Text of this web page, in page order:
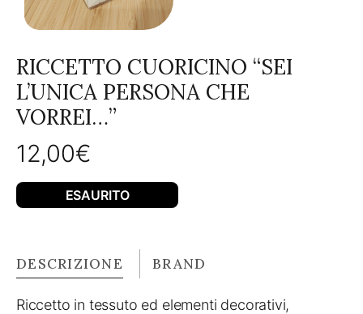
RICCETTO CUORICINO “SEI
L’UNICA PERSONA CHE
VORREI…”
12,00€
ESAURITO
DESCRIZIONE BRAND
Riccetto in tessuto ed elementi decorativi,